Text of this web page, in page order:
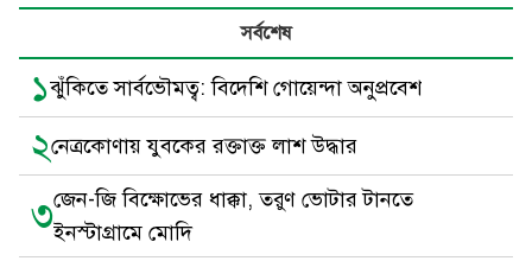
সর্বশেষ
১ঝুঁকিতে সার্বভৌমত্ব: বিদেশি গোয়েন্দা অনুপ্রবেশ
২নেত্রকোণায় যুবকের রক্তাক্ত লাশ উদ্ধার
৩জেন-জি বিক্ষোভের ধাক্কা, তরুণ ভোটার টানতে
ইনস্টাগ্রামে মোদি